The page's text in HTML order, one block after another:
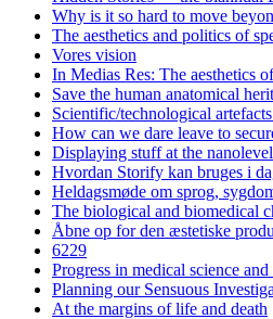
Why is it so hard to move
The aesthetics and politics of
Vores vision
In Medias Res: The aesthetics
Save the human anatomical
Scientific/technological
How can we dare leave to
Displaying stuff at the
Hvordan Storify kan bruges i
Heldagsmøde om sprog,
The biological and biomedical
Åbne op for den æstetiske
6229
Progress in medical science
Planning our Sensuous
At the margins of life and death